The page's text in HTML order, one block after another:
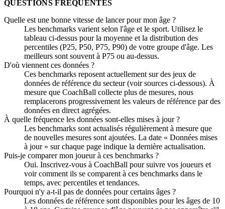
QUESTIONS FRÉQUENTES
Quelle est une bonne vitesse de lancer pour mon âge ?
Les benchmarks varient selon l'âge et le sport. Utilisez le
tableau ci-dessus pour la moyenne et la distribution des
percentiles (P25, P50, P75, P90) de votre groupe d'âge. Les
meilleurs sont souvent à P75 ou au-dessus.
D'où viennent ces données ?
Ces benchmarks reposent actuellement sur des jeux de
données de référence du secteur (voir sources ci-dessous). À
mesure que CoachBall collecte plus de mesures, nous
remplacerons progressivement les valeurs de référence par des
données en direct agrégées.
À quelle fréquence les données sont-elles mises à jour ?
Les benchmarks sont actualisés régulièrement à mesure que
de nouvelles mesures sont ajoutées. La date « Données mises
à jour » sur chaque page indique la dernière actualisation.
Puis-je comparer mon joueur à ces benchmarks ?
Oui. Inscrivez-vous à CoachBall pour suivre vos joueurs et
voir comment ils se comparent à ces benchmarks dans le
temps, avec percentiles et tendances.
Pourquoi n'y a-t-il pas de données pour certains âges ?
Les données de référence sont disponibles pour les âges de 10